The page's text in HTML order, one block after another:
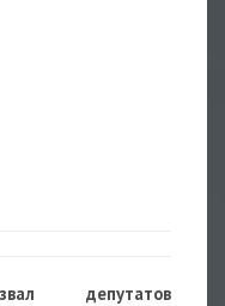
депутатов